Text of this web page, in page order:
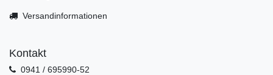
Versandinformationen
Kontakt
0941 / 695990-52